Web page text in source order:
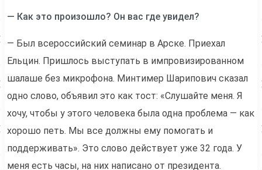
— Как это произошло? Он вас где увидел?
— Был всероссийский семинар в Арске. Приехал
Ельцин. Пришлось выступать в импровизированном
шалаше без микрофона. Минтимер Шарипович сказал
одно слово, объявил это как тост: «Слушайте меня. Я
хочу, чтобы у этого человека была одна проблема — как
хорошо петь. Мы все должны ему помогать и
поддерживать». Это слово действует уже 32 года. У
меня есть часы, на них написано от президента.